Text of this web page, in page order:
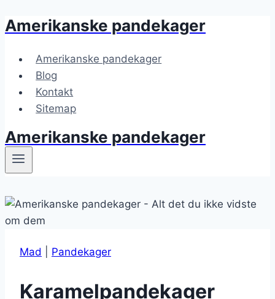
Fortsæt
indhold
Amerikanske pandekager
Amerikanske pandekager
Blog
Kontakt
Sitemap
Amerikanske pandekager
Mad Pandekager
Karamelpandekager